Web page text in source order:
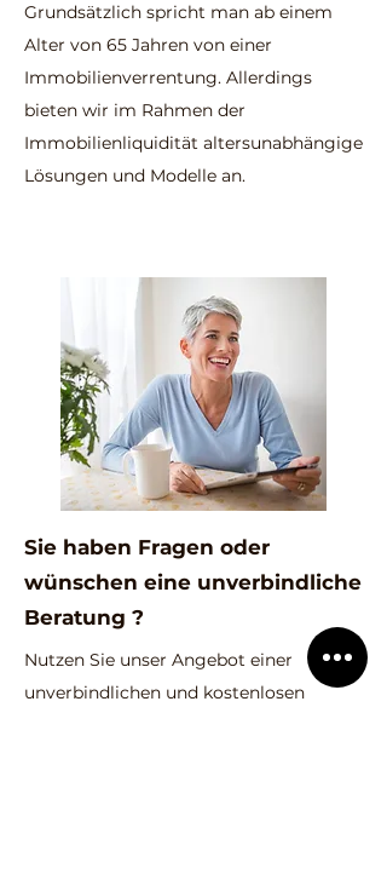
Grundsätzlich spricht man ab einem
Alter von 65 Jahren von einer
Immobilienverrentung. Allerdings
bieten wir im Rahmen der
Immobilienliquidität altersunabhängige
Lösungen und Modelle an.
Sie haben Fragen oder
wünschen eine unverbindliche
Beratung ?
Nutzen Sie unser Angebot einer
unverbindlichen und kostenlosen